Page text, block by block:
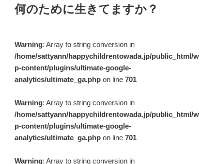
稿
日:
何のために生きてますか？
Warning: Array to string conversion in
/home/sattyann/happychildrentowada.jp/public_html/w
p-content/plugins/ultimate-google-
analytics/ultimate_ga.php on line 701
Warning: Array to string conversion in
/home/sattyann/happychildrentowada.jp/public_html/w
p-content/plugins/ultimate-google-
analytics/ultimate_ga.php on line 701
Warning: Array to string conversion in